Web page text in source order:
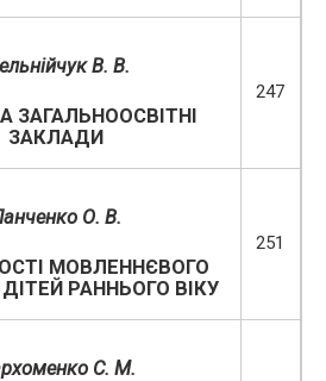
В. В.
ЗАГАЛЬНООСВІТНІ
ЗАКЛАДИ
247
О. В.
МОВЛЕННЄВОГО
РАННЬОГО ВІКУ
251
С. М.